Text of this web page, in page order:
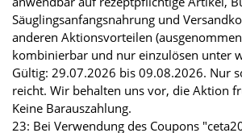
Säuglingsanfangsnahrung und
anderen Aktionsvorteilen
kombinierbar und nur einzulösen unter
Gültig: 29.07.2026 bis 09.08.2026. Nur
reicht. Wir behalten uns vor, die Aktion
Keine Barauszahlung.
23: Bei Verwendung des Coupons